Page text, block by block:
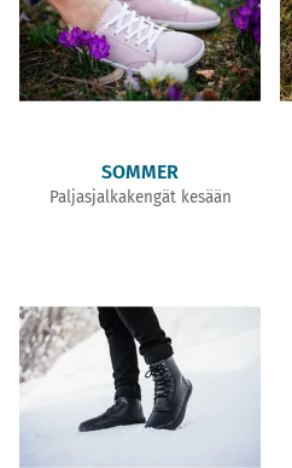
SOMMER
Paljasjalkakengät kesään